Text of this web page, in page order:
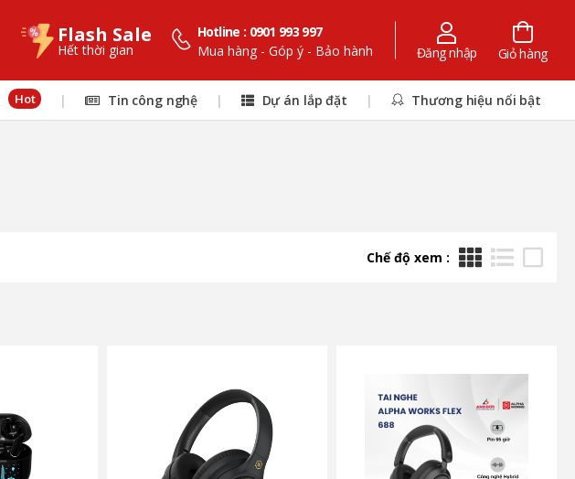
Flash Sale
Hết thời gian
Hotline : 0901 993 997
Mua hàng - Góp ý - Bảo hành
Đăng nhập Giỏ hàng
Hot | Tin công nghệ | Dự án lắp đặt | Thương hiệu nổi bật
Chế độ xem :